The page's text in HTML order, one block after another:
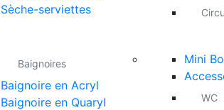
Sèche-serviettes
Baignoires
Baignoire en Acryl
Baignoire en Quaryl
Mini
WC